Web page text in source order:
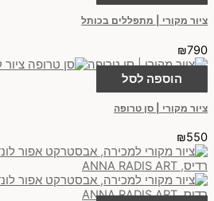
ציור מקורי | מתפללים בכותל
₪790
הוספה לסל
ציור מקורי | סן טרופה
₪550